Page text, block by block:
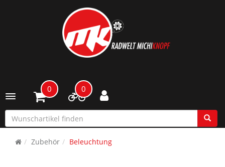
Toggle navigation
0 0
Zubehör Beleuchtung